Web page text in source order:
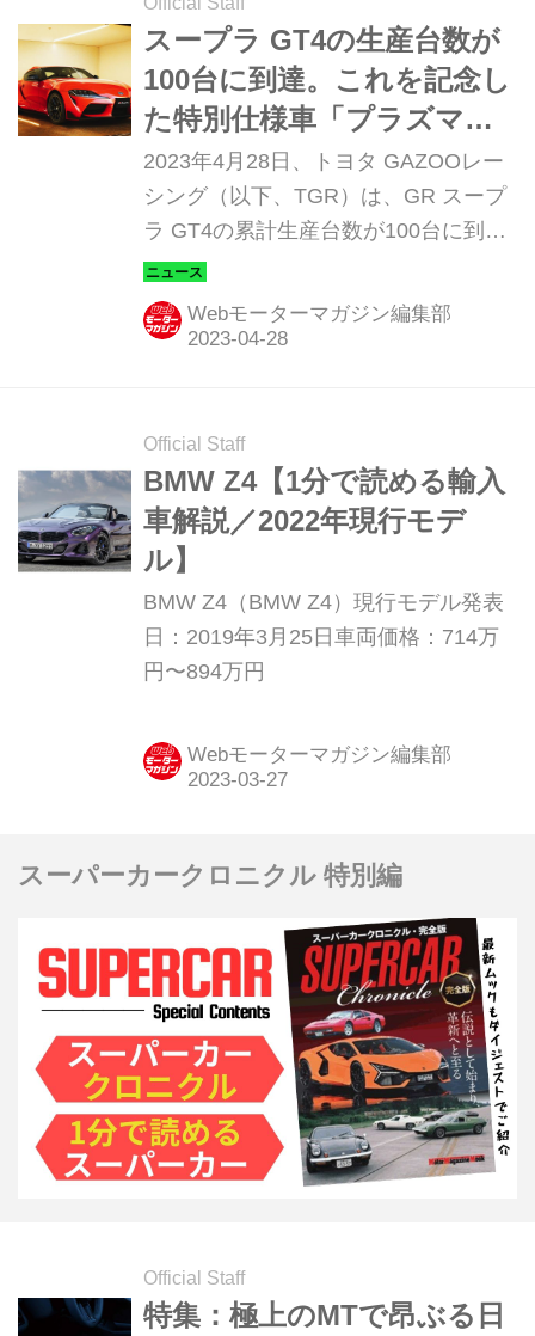
スープラ GT4の生産台数が
100台に到達。これを記念し
た特別仕様車「プラズマオ
レンジ 100 エディション」
を限定発売
2023年4月28日、トヨタ GAZOOレー
シング（以下、TGR）は、GR スープ
ラ GT4の累計生産台数が100台に到達
したと発表。これを記念した特別仕様
車「プラズマオレンジ 100 エディショ
ン（Plasma Orange 100 Edition）」を
Webモーターマガジン編集部
Official Staff
BMW Z4【1分で読める輸入
車解説／2022年現行モデ
ル】
BMW Z4（BMW Z4）現行モデル発表
日：2019年3月25日車両価格：714万
円〜894万円
Webモーターマガジン編集部
スーパーカークロニクル 特別編
Official Staff
特集：極上のMTで昂ぶる日